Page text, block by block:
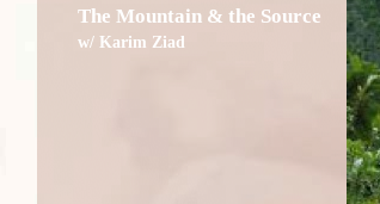
The Mountain & the Source
w/ Karim Ziad